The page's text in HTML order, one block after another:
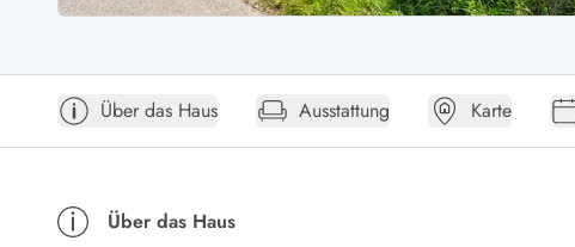
Öffnungszeiten
Anreise
Ferienhaus ABC
Häufige Fragen zur Buchung
Über das Haus Ausstattung Karte
Über das Haus